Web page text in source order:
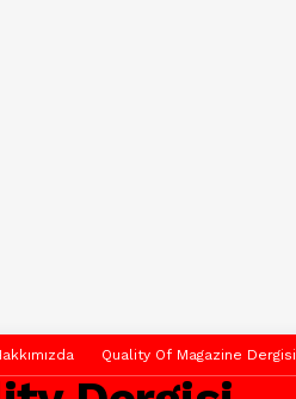
Quality Of Magazine Dergisi